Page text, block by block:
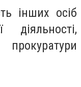
інших осіб